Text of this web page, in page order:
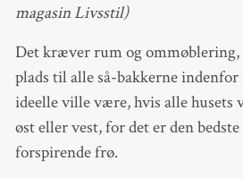
magasin Livsstil)
Det kræver rum og ommøblering,
plads til alle så-bakkerne
ideelle ville være, hvis alle husets
øst eller vest, for det er den
forspirende frø.